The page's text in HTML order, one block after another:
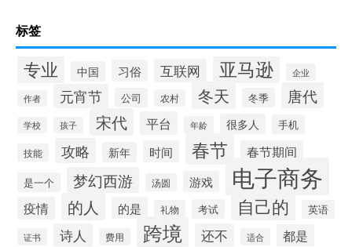
标签
专业 中国 习俗 互联网 亚马逊 企业
作者 元宵节 公司 农村 冬天 冬季 唐代
学校 孩子 宋代 平台 年龄 很多人 手机
技能 攻略 新年 时间 春节 春节期间
是一个 梦幻西游 汤圆 游戏 电子商务
疫情 的人 的是 礼物 考试 自己的 英语
证书 诗人 费用 跨境 还不 适合 都是